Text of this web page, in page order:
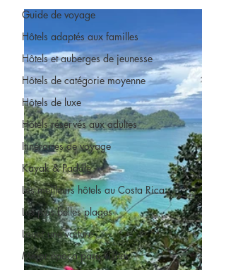
Guide de voyage
Hôtels adaptés aux familles
Hôtels et auberges de jeunesse
Hôtels de catégorie moyenne
Hôtels de luxe
Hôtels réservés aux adultes
Itinéraires de voyage
Kayak & Paddle
Les meilleurs hôtels au Costa Rica
Les plus belles plages
Louer une voiture
Mejor época para visitar